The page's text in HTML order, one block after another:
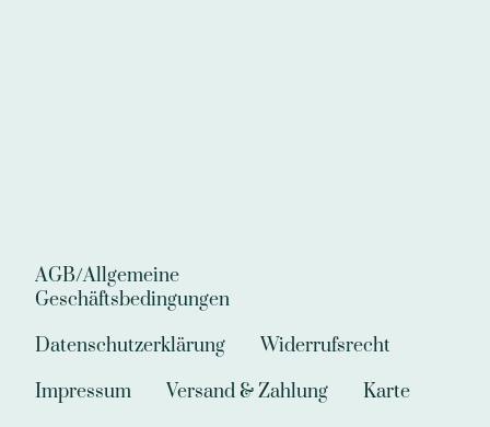
AGB/Allgemeine
Geschäftsbedingungen
Datenschutzerklärung
Widerrufsrecht
Impressum
Versand & Zahlung Karte